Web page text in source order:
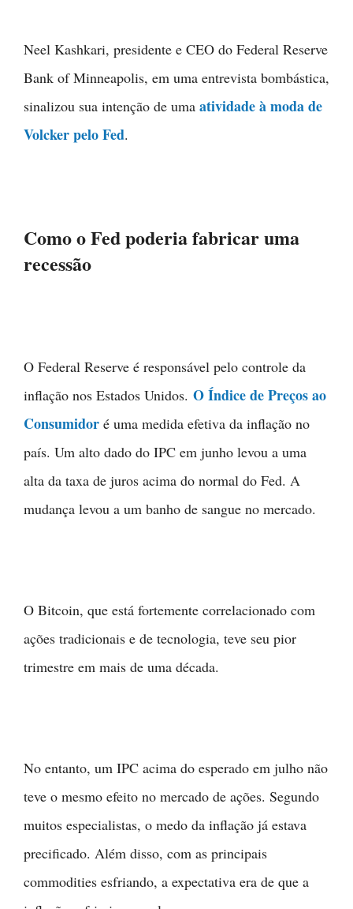
Neel Kashkari, presidente e CEO do Federal Reserve
Bank of Minneapolis, em uma entrevista bombástica,
sinalizou sua intenção de uma atividade à moda de
Volcker pelo Fed.
Como o Fed poderia fabricar uma
recessão
O Federal Reserve é responsável pelo controle da
inflação nos Estados Unidos. O Índice de Preços ao
Consumidor é uma medida efetiva da inflação no
país. Um alto dado do IPC em junho levou a uma
alta da taxa de juros acima do normal do Fed. A
mudança levou a um banho de sangue no mercado.
O Bitcoin, que está fortemente correlacionado com
ações tradicionais e de tecnologia, teve seu pior
trimestre em mais de uma década.
No entanto, um IPC acima do esperado em julho não
teve o mesmo efeito no mercado de ações. Segundo
muitos especialistas, o medo da inflação já estava
precificado. Além disso, com as principais
commodities esfriando, a expectativa era de que a